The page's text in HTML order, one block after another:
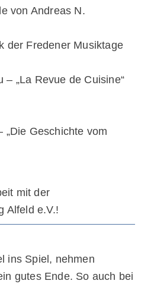
von Andreas N.
der Fredener Musiktage
– „La Revue de Cuisine“
„Die Geschichte vom
mit der
Alfeld e.V.!
ins Spiel, nehmen
gutes Ende. So auch bei